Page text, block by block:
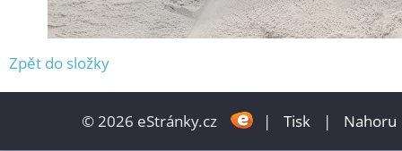
Zpět do složky
© 2026 eStránky.cz | Tisk | Nahoru